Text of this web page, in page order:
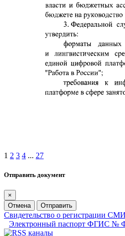
1 2 3 4 ... 27
Отправить документ
×
Отмена
Отправить
Свидетельство о регистрации
Электронный паспорт ФГИС №